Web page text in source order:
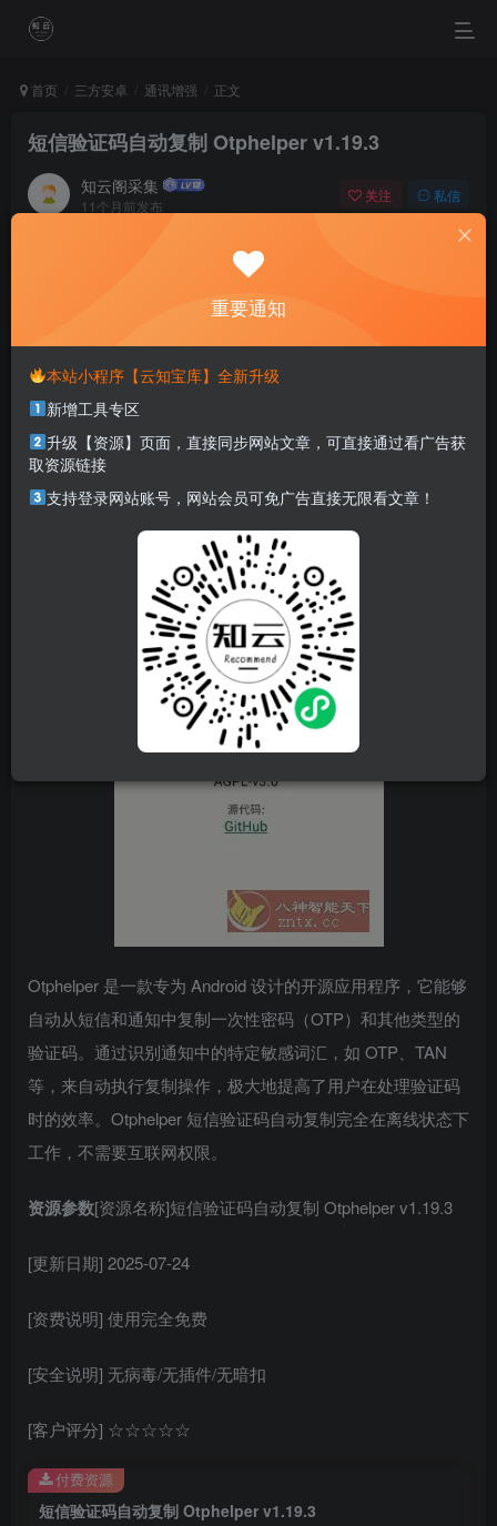
首页 三方安卓 通讯增强 正文
短信验证码自动复制 Otphelper v1.19.3
知云阁采集
11个月前发布
关注 私信
When your faith is stronger than your fears, you can make
your dreams happen.
本站部分资源打包为压缩包以方便分享，涉及较多
解压密码，如果你下载的资源需要解压密码，请点
击解压密码查看
资源介绍
Otphelper 是一款专为 Android 设计的开源应用程序，它能够
自动从短信和通知中复制一次性密码（OTP）和其他类型的
验证码。通过识别通知中的特定敏感词汇，如 OTP、TAN
等，来自动执行复制操作，极大地提高了用户在处理验证码
时的效率。Otphelper 短信验证码自动复制完全在离线状态下
工作，不需要互联网权限。
资源参数[资源名称]短信验证码自动复制 Otphelper v1.19.3
[更新日期] 2025-07-24
[资费说明] 使用完全免费
[安全说明] 无病毒/无插件/无暗扣
[客户评分] ☆☆☆☆☆
短信验证码自动复制 Otphelper v1.19.3
付费资源
重要通知
本站小程序【云知宝库】全新升级
新增工具专区
升级【资源】页面，直接同步网站文章，可直接通过看广告获
取资源链接
支持登录网站账号，网站会员可免广告直接无限看文章！